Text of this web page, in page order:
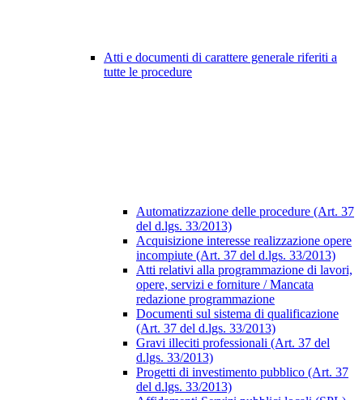
Atti e documenti di carattere generale riferiti a
tutte le procedure
Automatizzazione delle procedure (Art. 37
del d.lgs. 33/2013)
Acquisizione interesse realizzazione opere
incompiute (Art. 37 del d.lgs. 33/2013)
Atti relativi alla programmazione di lavori,
opere, servizi e forniture / Mancata
redazione programmazione
Documenti sul sistema di qualificazione
(Art. 37 del d.lgs. 33/2013)
Gravi illeciti professionali (Art. 37 del
d.lgs. 33/2013)
Progetti di investimento pubblico (Art. 37
del d.lgs. 33/2013)